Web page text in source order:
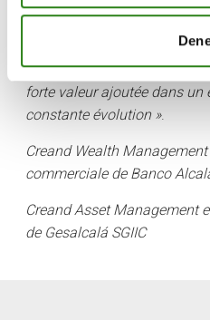
anticiper les besoins de nos
service personnalisé et
forte valeur ajoutée dans un
constante évolution ».
Creand Wealth
commerciale de Banco
Creand Asset Management
de Gesalcalá SGIIC